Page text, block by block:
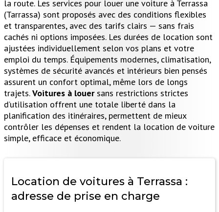
la route. Les services pour louer une voiture à Terrassa
(Tarrassa) sont proposés avec des conditions flexibles
et transparentes, avec des tarifs clairs — sans frais
cachés ni options imposées. Les durées de location sont
ajustées individuellement selon vos plans et votre
emploi du temps. Équipements modernes, climatisation,
systèmes de sécurité avancés et intérieurs bien pensés
assurent un confort optimal, même lors de longs
trajets.Voitures à louersans restrictions strictes
d’utilisation offrent une totale liberté dans la
planification des itinéraires, permettent de mieux
contrôler les dépenses et rendent la location de voiture
simple, efficace et économique.
Location de voitures à Terrassa :
adresse de prise en charge